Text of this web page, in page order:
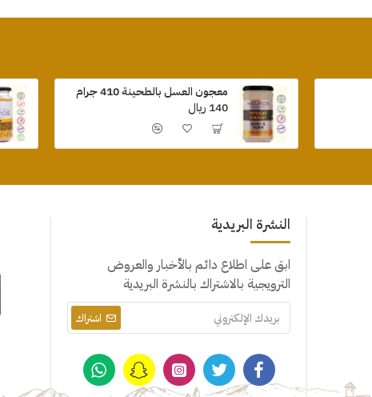
معجون العسل بالطحينة 410 جرام
140 ريال
النشرة البريدية
ابق على اطلاع دائم بالأخبار والعروض
الترويجية بالاشتراك بالنشرة البريدية
اشتراك